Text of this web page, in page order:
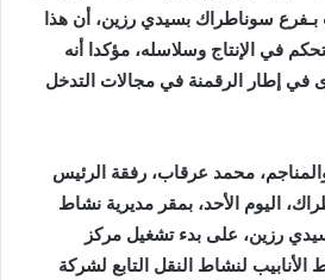
سوناطراك بسيدي رزين، أن هذا
في الإنتاج وسلاسله، مؤكدا أنه
في إطار الرقمنة في مجالات التدخل
محمد عرقاب، رفقة الرئيس
اليوم الأحد، بمقر مديرية نشاط
رزين، على بدء تشغيل مركز
لنشاط النقل التابع لشركة